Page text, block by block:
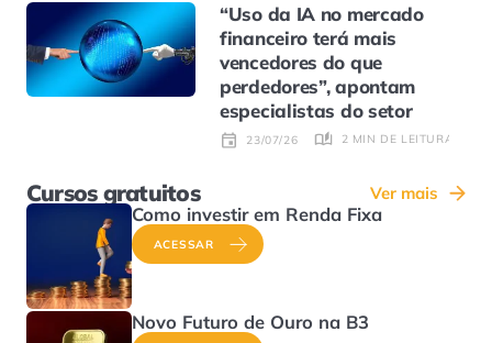
“Uso da IA no mercado
financeiro terá mais
vencedores do que
perdedores”, apontam
especialistas do setor
23/07/26 2 MIN DE LEITURA
Cursos gratuitos Ver mais
Como investir em Renda Fixa
ACESSAR
Novo Futuro de Ouro na B3